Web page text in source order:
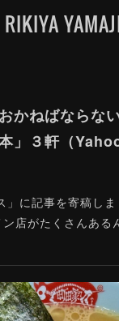
RIKIYA
かねばなら
」３軒（
」に記事を寄稿し
店がたくさんある